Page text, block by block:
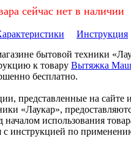
сейчас нет в наличии
Инструкция
бытовой техники
к товару Вытяжка
бесплатно.
представленные на сайте
«Лаукар»,
началом использования
с инструкцией по